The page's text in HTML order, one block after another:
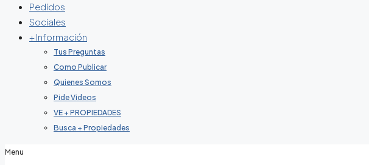
Pedidos
Sociales
+ Información
Tus Preguntas
Como Publicar
Quienes Somos
Pide Videos
VE + PROPIEDADES
Busca + Propiedades
Menu